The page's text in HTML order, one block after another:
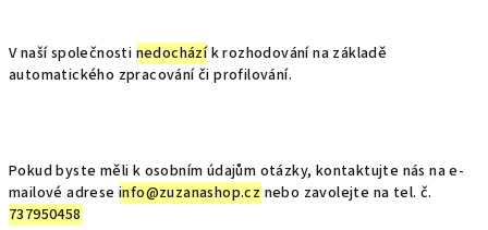
V naší společnosti nedocházík rozhodování na základě
automatického zpracování či profilování.
Pokud byste měli k osobním údajům otázky, kontaktujte nás na e-
mailové adreseinfo@zuzanashop.cz nebo zavolejte na tel. č.
737950458